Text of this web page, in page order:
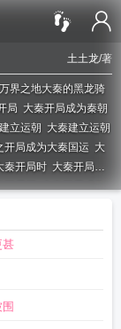
土土龙/著
界之地大秦的黑龙骑
局 大秦开局成为秦朝
立运朝 大秦建立运朝
开局成为大秦国运 大
秦开局时 大秦开局大
开局召大秦开局成为
甚